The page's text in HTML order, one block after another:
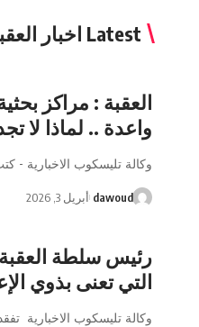
Latest اخبار العقبة News
العقبة : مراكز
واعدة .. لماذا لا
وكالة تليسكوب الاخبارية -
dawoud أبريل 3, 2026
رئيس سلطة العقبة
التي تعنى بذوي
وكالة تليسكوب الاخبارية